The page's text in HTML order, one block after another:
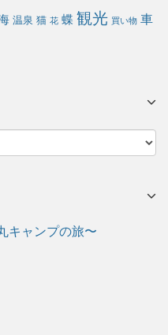
温泉 猫 花 蝶 観光 買い物 車
キャンプの旅〜